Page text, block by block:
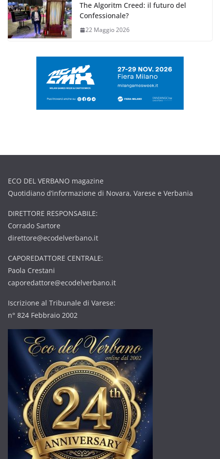
The Algoritm Creed: il futuro del
Confessionale?
22 Maggio 2026
ECO DEL VERBANO magazine
Quotidiano d’informazione di Novara, Varese e Verbania
DIRETTORE RESPONSABILE:
Corrado Sartore
direttore@ecodelverbano.it
CAPOREDATTORE CENTRALE:
Paola Crestani
caporedattore@ecodelverbano.it
Iscrizione al Tribunale di Varese:
n° 824 Febbraio 2002